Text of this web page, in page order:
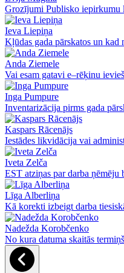
Grozījumi Publisko iepirkumu
Ieva Liepiņa
Kļūdas gada pārskatos un kad
Anda Ziemele
Vai esam gatavi e–rēķinu
Inga Pumpure
Inventarizācija pirms gada
Kaspars Rācenājs
Iestādes likvidācija vai
Iveta Zelča
EST atziņas par darba
Līga Alberliņa
Kā korekti izbeigt darba
Nadežda Korobčenko
No kura datuma skaitās